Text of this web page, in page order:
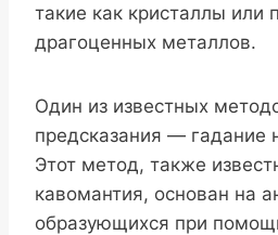
такие как кристаллы или
драгоценных металлов.
Один из известных
предсказания — гадание
Этот метод, также
кавомантия, основан на
образующихся при